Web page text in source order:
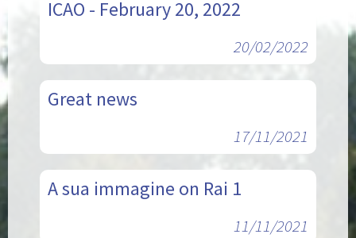
ICAO - February 20, 2022
20/02/2022
Great news
17/11/2021
A sua immagine on Rai 1
11/11/2021